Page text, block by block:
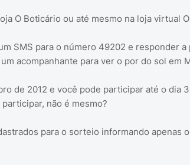
O Boticário ou até mesmo na loja virtual
SMS para o número 49202 e responder a
acompanhante para ver o por do sol em
de 2012 e você pode participar até o dia
não é mesmo?
para o sorteio informando apenas